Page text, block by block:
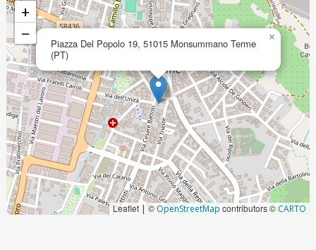
Piazza Del Popolo 19, 51015 Monsummano Terme
(PT)
×
+
−
Leaflet | ©OpenStreetMap contributors © CARTO